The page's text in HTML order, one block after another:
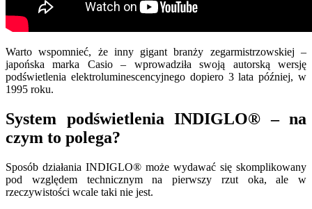
Warto wspomnieć, że inny gigant branży zegarmistrzowskiej –
japońska marka Casio – wprowadziła swoją autorską wersję
podświetlenia elektroluminescencyjnego dopiero 3 lata później, w
1995 roku.
System podświetlenia INDIGLO® – na
czym to polega?
Sposób działania INDIGLO® może wydawać się skomplikowany
pod względem technicznym na pierwszy rzut oka, ale w
rzeczywistości wcale taki nie jest.